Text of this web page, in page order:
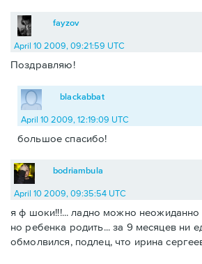
fayzov
April 10 2009, 09:21:59 UTC
Поздравляю!
blackabbat
April 10 2009, 12:19:09 UTC
большое спасибо!
bodriambula
April 10 2009, 09:35:54 UTC
я ф шоки!!!... ладно можно
но ребенка родить... за 9 месяцев ни
обмолвился, подлец, что ирина